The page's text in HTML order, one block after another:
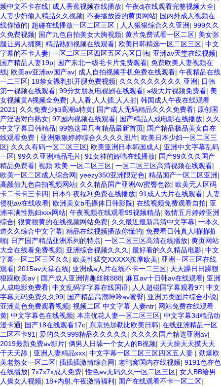
频中文不卡在线| 成人香蕉视频在线播放| 午夜dj在线观看完整视频大全|
人妻少妇偷人精品久久视频| 不要播放器的黄页网站| 国内外成人视频在
线你懂的| 超碰在线播放一区二区三区 | 人人狠狠综合久久亚洲| 999久久
久免费视频| 国产九色自拍美女大胸视频| 黄片免费试看一区二区| 美女张
腿让男人捅爽| 精品熟妇视频在线观看| 欧美日韩精选一区二区三区| 中文
字幕的不卡人妻| 一区二区三区四区五区六区日韩| 亚洲av天堂在线视频|
国产精品人妻19p| 国产东北一级毛卡片免费观看| 免费欧美人妻视频在
线| 欧美av亚洲av国产av| 成人自拍视频手机免费在线观看| 午夜精品在线
一二三区| 18禁女裸乳扒开腿免费视频| 久久久久久久久久久 亚洲| 日韩
第一视频在线观看| 99分女朋友电视剧在线观看| a级大片视频免费看| 美
女视频黄A视频全免费| 人人看,人人插,人人射| 韩国成人午夜在线观看
2021| 久久免费少妇高潮a特黄| 国产成人无码精品久久久免费看| 原创国
产淫语对白熟女| 97国内视频在线观看| 国产精品人成电影在线播放| 久久
中文字幕日韩精品| 99热这里只有精品最新首页| 国产精品极品美女自在
线观看免费 | 亚洲狠狠婷婷综合久久久久图片| 欧美日本少妇一区二区三
区| 久久久有码一区二区三区| 欧美亚洲日本韩国成人| 亚洲中文字幕乱码
一区| 99久久亚洲精品毛片| 91女神的娇喘在线播放| 国产99久久久国产
精品免费看| 视频 欧美 一区二区三区| 一区二区三区高清视频在线观看|
欧美一区二区成人综合网| yeezy350亚洲限定色| 精品国产一区二区亚洲|
高颜值九色自拍视频网站| 久久精品国产亚洲AV蜜臀色欲| 欧美无人区码
卡二卡卡三卡四| 日本午夜福利免费在线播放| 91成人大片在线观看| 人妻
侵犯av在线收看| 欧洲美女b毛裸体日韩影院| 在线视频免费观看自拍| 亚
洲丰满性熟妇xxx网站| 午夜视频在线观看99视频精品| 激情五月婷婷亚洲
综合| 很黄很黄的在线视频网站免费| 久久最近最新高清中文字幕| 一本久
道久久综合中文字幕| 精品在线视频播放你懂的| 免费看日韩真人啪啪啪
啪| 日产国产精品亚洲系列的特点| 一区二区三区高清在线播放| 黄页网站
大全在线看免费视频| 亚洲综合视频久久久| 最好看的久久精品电影| 中文
字幕一区二区三区久久| 欧美性猛交XXXXX按摩欧美| 亚洲一区三区在线
观看| 2015av天堂在线| 亚洲成a人片在线不卡一二三区| 天天躁日日躁狠
狠躁欧美av | 国产成人亚洲情趣丝袜888| 麻豆av十日韩av在线观看| 亚洲
人成电影免费看| 中文乱码字字幕在线国语| 人人超碰国字幕观看97| 中文
字幕无码免费久久99| 国产精品高潮呻吟av蜜臀| 亚洲另类图片综合小说|
亚洲黄色免费观看视频| 视频二区 中文字幕 人妻ntr| 网站免费在线观看
黄| 中文字幕色在线视频| 本庄优花人妻一区二区三区| 中文字幕3d精品动
漫卡通| 国产18在线观看17c| 东京热加勒比欧美日韩| 在线亚洲精品一区
二区不卡91| 爱的久久999精品久久久久久| 久久久久国产精选亚洲av|
2019最新免费av影片| 俩男人日舔一个女人的B视频| 天天操天天摸天天
干天天舔 | 亚洲人妻精品xxx| 中文字幕一区二区三区四区五人妻 | 劲爆欧
美老熟女一区二区| 插插插激情综合网| 老鸭窝国内在线视频| 9191色在色
在线播放| 7x7x7x成人免费|性色av无码久久一区二区三区| 女人BB给男
人操女人视频| 18+内射,午夜激情福利 | 国产在线观看不卡一区二区|